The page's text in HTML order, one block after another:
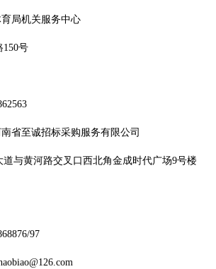
局机关服务中心
150号
省至诚招标采购服务有限公司
与黄河路交叉口西北角金成时代广场9号楼
97